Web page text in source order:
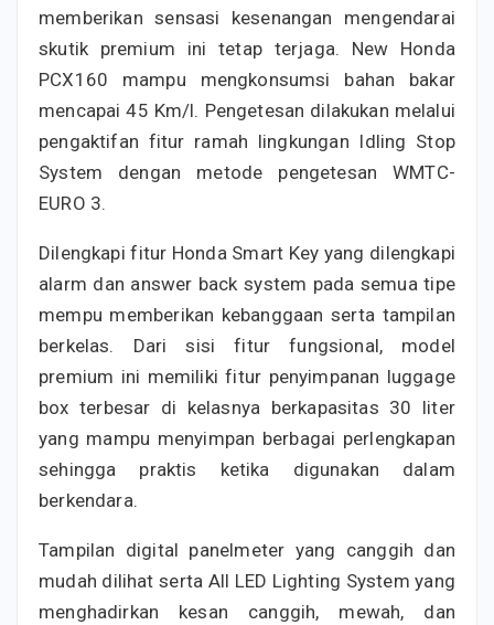
memberikan sensasi kesenangan mengendarai
skutik premium ini tetap terjaga. New Honda
PCX160 mampu mengkonsumsi bahan bakar
mencapai 45 Km/l. Pengetesan dilakukan melalui
pengaktifan fitur ramah lingkungan Idling Stop
System dengan metode pengetesan WMTC-
EURO 3.
Dilengkapi fitur Honda Smart Key yang dilengkapi
alarm dan answer back system pada semua tipe
mempu memberikan kebanggaan serta tampilan
berkelas. Dari sisi fitur fungsional, model
premium ini memiliki fitur penyimpanan luggage
box terbesar di kelasnya berkapasitas 30 liter
yang mampu menyimpan berbagai perlengkapan
sehingga praktis ketika digunakan dalam
berkendara.
Tampilan digital panelmeter yang canggih dan
mudah dilihat serta All LED Lighting System yang
menghadirkan kesan canggih, mewah, dan